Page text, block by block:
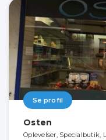
Se profil
Osten
Oplevelser, Specialbutik,